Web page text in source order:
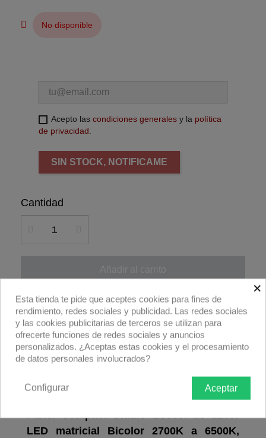
No disponible
Acepto las condiciones generales y la política
de privacidad.
SIN STOCK, NOTIFICAME
Cantidad
Compra ahora
Panel LS800I Light Studio 120W Bicolor AC
DMX de Cineroid.
Descripción producto Envío
Panel Compact Studio LS800i de 120W
LED matricial Bicolor 2700K a 6500K,
×
Esta tienda te pide que aceptes cookies para fines de
rendimiento, redes sociales y publicidad. Las redes sociales
y las cookies publicitarias de terceros se utilizan para
ofrecerte funciones de redes sociales y anuncios
personalizados. ¿Aceptas estas cookies y el procesamiento
de datos personales involucrados?
Aceptar
Configurar